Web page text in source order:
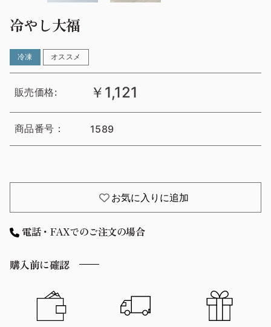
冷やし大福
冷凍 オススメ
販売価格: ￥1,121
商品番号： 1589
お気に入りに追加
電話・FAXでのご注文の場合
購入前に確認